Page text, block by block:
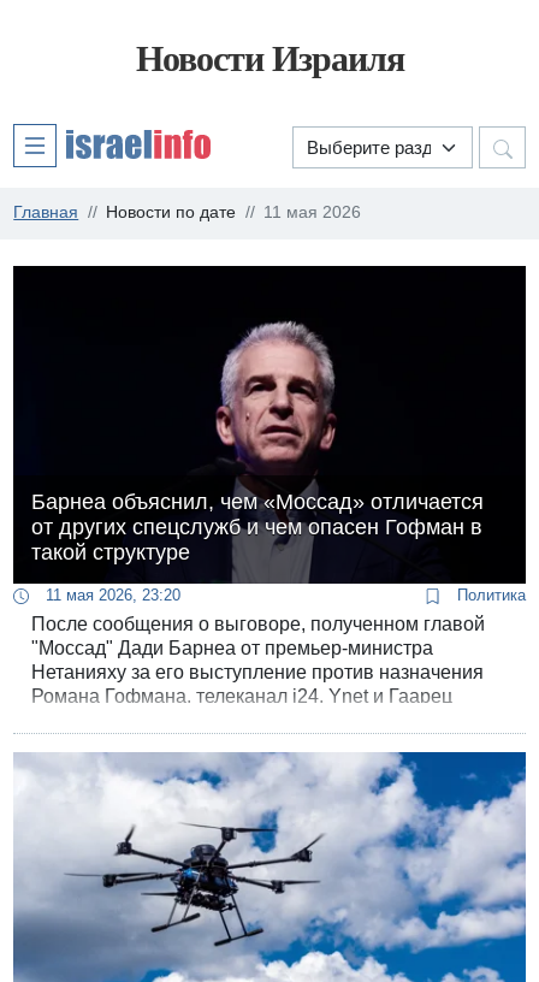
Новости Израиля
Главная Новости по дате 11 мая 2026
Барнеа объяснил, чем «Моссад» отличается
от других спецслужб и чем опасен Гофман в
такой структуре
11 мая 2026, 23:20 Политика
После сообщения о выговоре, полученном главой
"Моссад" Дади Барнеа от премьер-министра
Нетанияху за его выступление против назначения
Романа Гофмана, телеканал i24, Ynet и Гаарец